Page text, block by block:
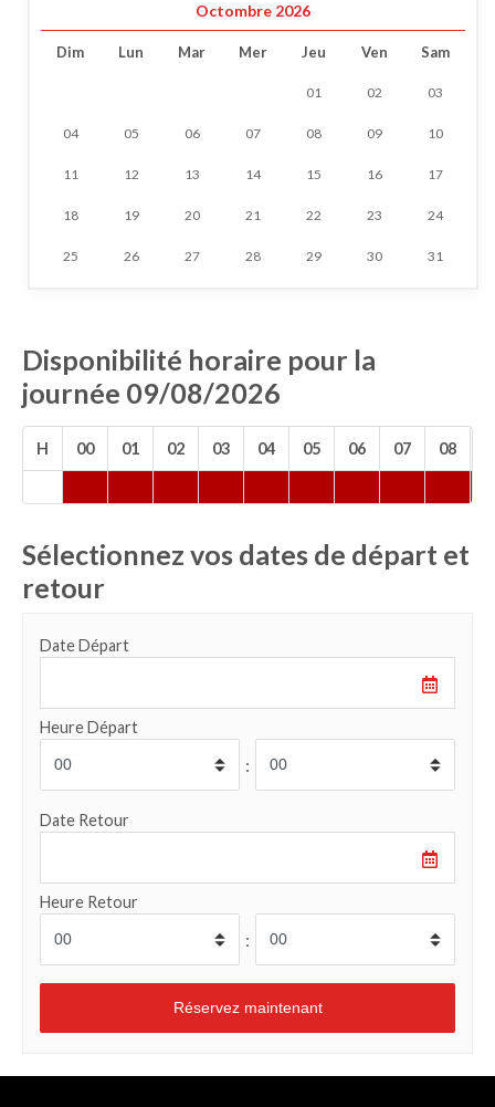
Octombre 2026
Dim Lun Mar Mer Jeu Ven Sam
01 02 03
04 05 06 07 08 09 10
11 12 13 14 15 16 17
18 19 20 21 22 23 24
25 26 27 28 29 30 31
Disponibilité horaire pour la
journée 09/08/2026
H 00 01 02 03 04 05 06 07 08
Sélectionnez vos dates de départ et
retour
Date Départ
Heure Départ
:
Date Retour
Heure Retour
: